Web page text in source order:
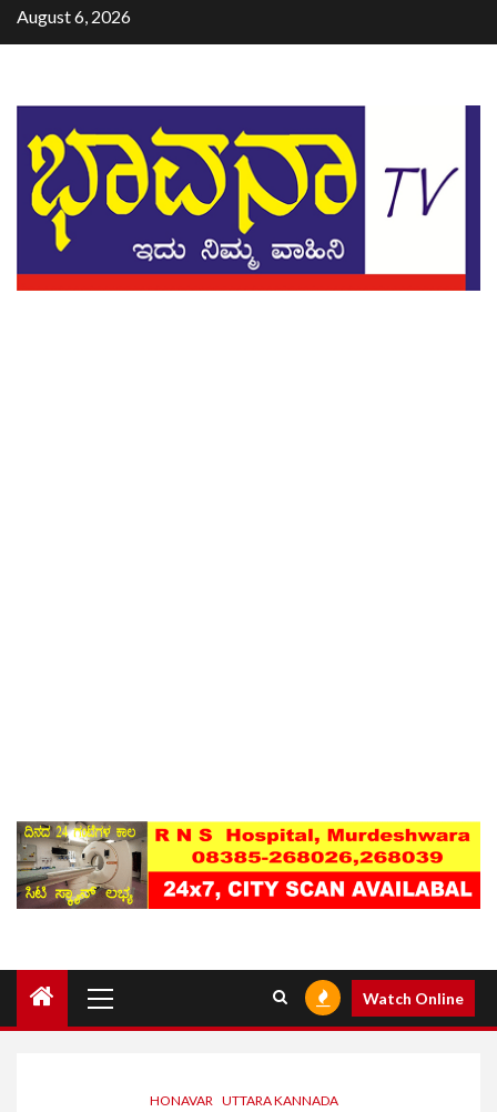
August 6, 2026
Watch Online
HONAVAR UTTARA KANNADA